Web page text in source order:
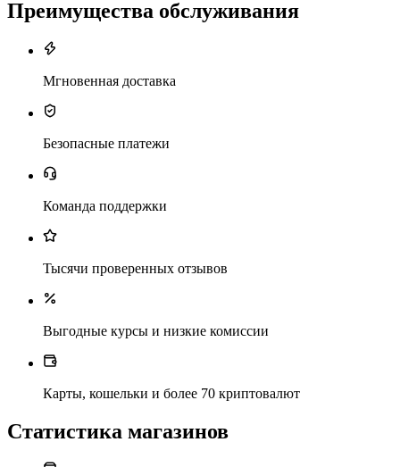
Преимущества обслуживания
Мгновенная доставка
Безопасные платежи
Команда поддержки
Тысячи проверенных отзывов
Выгодные курсы и низкие комиссии
Карты, кошельки и более 70 криптовалют
Статистика магазинов